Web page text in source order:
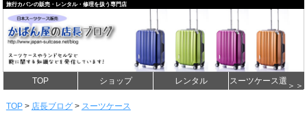
旅行カバンの販売・レンタル・修理を扱う専門店
TOP ショップ レンタル スーツケース選び方
＞＞
TOP > 店長ブログ > スーツケース